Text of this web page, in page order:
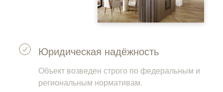
Объект возведен строго по федеральным и
региональным нормативам.
Юридическая надёжность